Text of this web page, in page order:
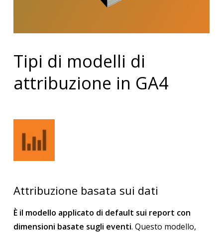
Tipi di modelli di
attribuzione in GA4
Attribuzione basata sui dati
È il modello applicato di default sui report con
dimensioni basate sugli eventi. Questo modello,